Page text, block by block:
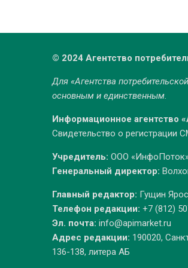
© 2024 Агентство
Для «Агентства
основным и единственным.
Информационное агентство
Свидетельство о
Учредитель: ООО
Генеральный директор:
Главный редактор: Гущин
Телефон редакции: +7 (812)
Эл. почта: info@apimarket.ru
Адрес редакции: 190020,
136-138, литера АБ